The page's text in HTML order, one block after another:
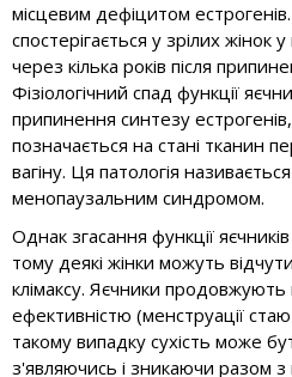
місцевим дефіцитом
спостерігається у зрілих жінок
через кілька років після
Фізіологічний спад функції
припинення синтезу
позначається на стані тканин
вагіну. Ця патологія
менопаузальним синдромом.
Однак згасання функції
тому деякі жінки можуть відчути
клімаксу. Яєчники
ефективністю (менструації
такому випадку сухість може
з'являючись і зникаючи разом